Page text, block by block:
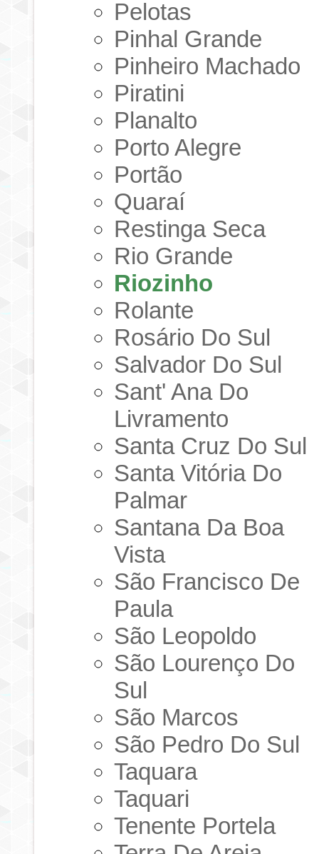
Pelotas
Pinhal Grande
Pinheiro Machado
Piratini
Planalto
Porto Alegre
Portão
Quaraí
Restinga Seca
Rio Grande
Riozinho
Rolante
Rosário Do Sul
Salvador Do Sul
Sant' Ana Do
Livramento
Santa Cruz Do Sul
Santa Vitória Do
Palmar
Santana Da Boa
Vista
São Francisco De
Paula
São Leopoldo
São Lourenço Do
Sul
São Marcos
São Pedro Do Sul
Taquara
Taquari
Tenente Portela